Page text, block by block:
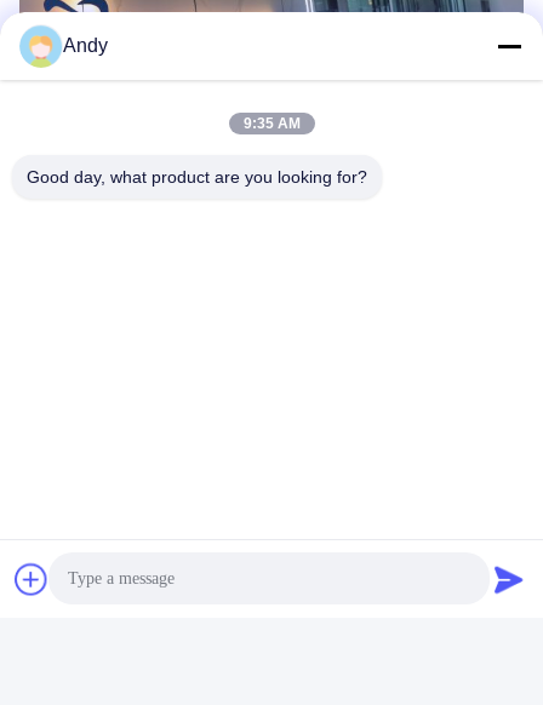
전화
Andy
9:35 AM
Good day, what product are you looking for?